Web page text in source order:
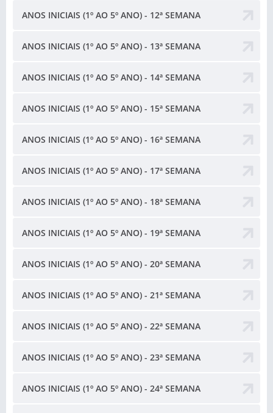
ANOS INICIAIS (1º AO 5º ANO) - 12ª SEMANA
ANOS INICIAIS (1º AO 5º ANO) - 13ª SEMANA
ANOS INICIAIS (1º AO 5º ANO) - 14ª SEMANA
ANOS INICIAIS (1º AO 5º ANO) - 15ª SEMANA
ANOS INICIAIS (1º AO 5º ANO) - 16ª SEMANA
ANOS INICIAIS (1º AO 5º ANO) - 17ª SEMANA
ANOS INICIAIS (1º AO 5º ANO) - 18ª SEMANA
ANOS INICIAIS (1º AO 5º ANO) - 19ª SEMANA
ANOS INICIAIS (1º AO 5º ANO) - 20ª SEMANA
ANOS INICIAIS (1º AO 5º ANO) - 21ª SEMANA
ANOS INICIAIS (1º AO 5º ANO) - 22ª SEMANA
ANOS INICIAIS (1º AO 5º ANO) - 23ª SEMANA
ANOS INICIAIS (1º AO 5º ANO) - 24ª SEMANA